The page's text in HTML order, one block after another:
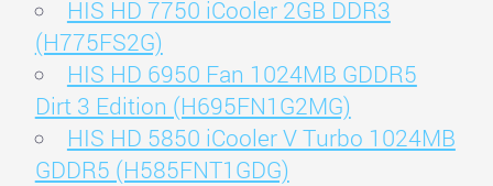
HIS HD 7750 iCooler 2GB DDR3
(H775FS2G)
HIS HD 6950 Fan 1024MB GDDR5
Dirt 3 Edition (H695FN1G2MG)
HIS HD 5850 iCooler V Turbo 1024MB
GDDR5 (H585FNT1GDG)